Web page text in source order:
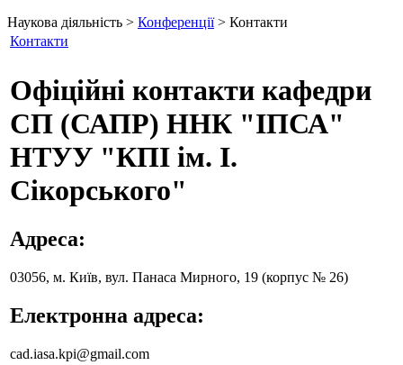
Наукова діяльність > Конференції> Контакти
Контакти
Офіційні контакти кафедри
СП (САПР) ННК "ІПСА"
НТУУ "КПІ ім. І.
Сікорського"
Адреса:
03056, м. Київ, вул. Панаса Мирного, 19 (корпус № 26)
Електронна адреса:
cad.iasa.kpi@gmail.com